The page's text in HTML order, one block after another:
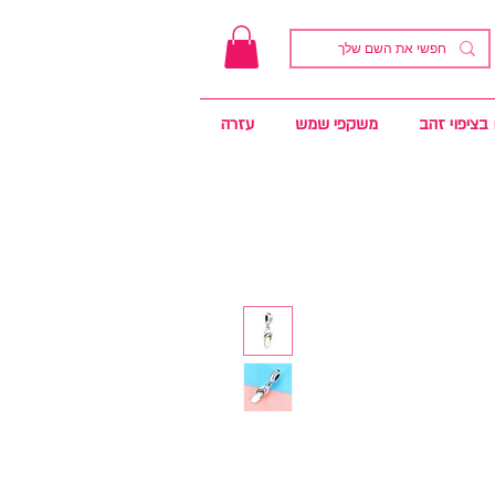
זהב משקפי שמש עזרה